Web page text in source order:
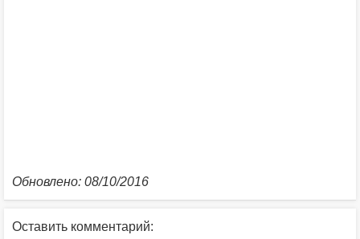
Обновлено: 08/10/2016
Оставить комментарий: